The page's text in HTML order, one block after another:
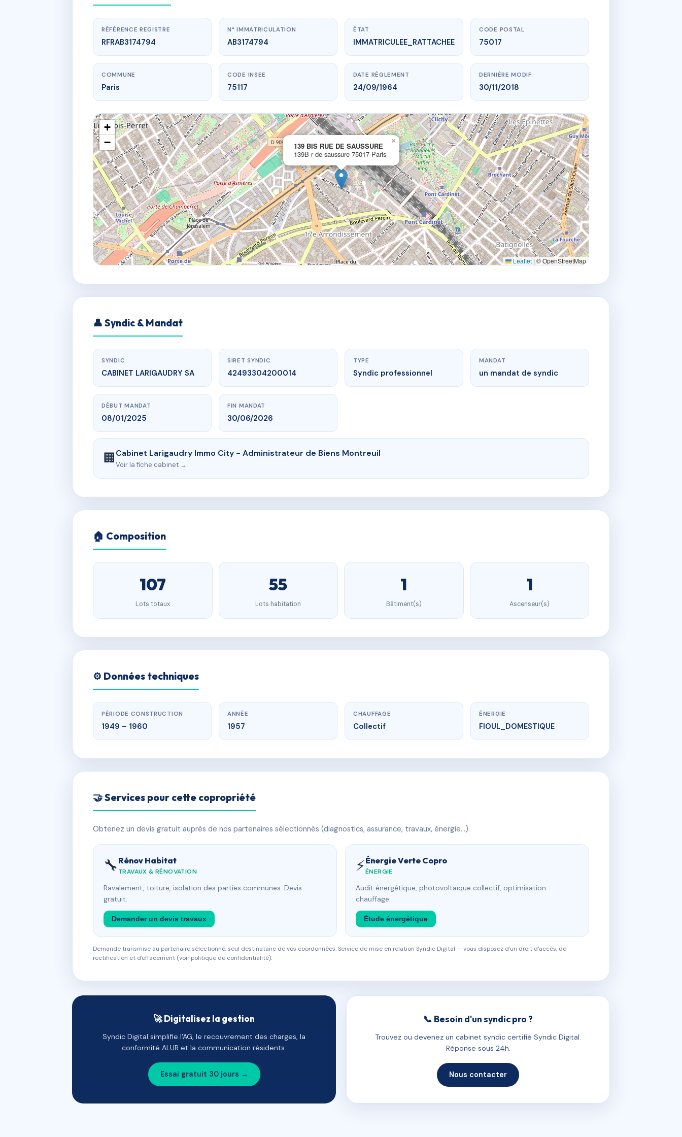
www.vme.plus/AB3174794
139 BIS RUE DE SAUSSURE
139B r de saussure75017 Paris
RÉFÉRENCE REGISTRE
RFRAB3174794
N° IMMATRICULATION
AB3174794
ÉTAT
IMMATRICULEE_RATTACHEE
CODE POSTAL
75017
COMMUNE
Paris
CODE INSEE
75117
DATE RÈGLEMENT
24/09/1964
DERNIÈRE MODIF.
30/11/2018
139 BIS RUE DE SAUSSURE
139B r de saussure 75017 Paris
×
+
−
Leaflet | © OpenStreetMap
👤 Syndic & Mandat
SYNDIC
CABINET LARIGAUDRY SA
SIRET SYNDIC
42493304200014
TYPE
Syndic professionnel
MANDAT
un mandat de syndic
DÉBUT MANDAT
08/01/2025
FIN MANDAT
30/06/2026
🏢Cabinet Larigaudry Immo City - Administrateur de Biens Montreuil
Voir la fiche cabinet →
🏠 Composition
107
Lots totaux
55
Lots habitation
1
Bâtiment(s)
1
Ascenseur(s)
⚙️ Données techniques
PÉRIODE CONSTRUCTION
1949 – 1960
ANNÉE
1957
CHAUFFAGE
Collectif
ÉNERGIE
FIOUL_DOMESTIQUE
🤝 Services pour cette copropriété
Obtenez un devis gratuit auprès de nos partenaires sélectionnés (diagnostics, assurance, travaux, énergie…).
🔧 Rénov Habitat
TRAVAUX & RÉNOVATION
Ravalement, toiture, isolation des parties communes. Devis
gratuit.
Demander un devis travaux
⚡Énergie Verte Copro
ÉNERGIE
Audit énergétique, photovoltaïque collectif, optimisation
chauffage.
Étude énergétique
Demande transmise au partenaire sélectionné, seul destinataire de vos coordonnées. Service de mise en relation Syndic Digital — vous disposez d'un droit d'accès, de
rectification et d'effacement (voir politique de confidentialité).
🚀 Digitalisez la gestion
Syndic Digital simplifie l'AG, le recouvrement des charges, la
conformité ALUR et la communication résidents.
Essai gratuit 30 jours →
📞 Besoin d'un syndic pro ?
Trouvez ou devenez un cabinet syndic certifié Syndic Digital.
Réponse sous 24h.
Nous contacter